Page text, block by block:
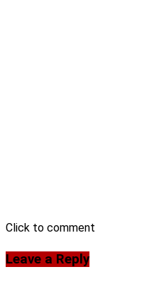
Click to comment
Leave a Reply